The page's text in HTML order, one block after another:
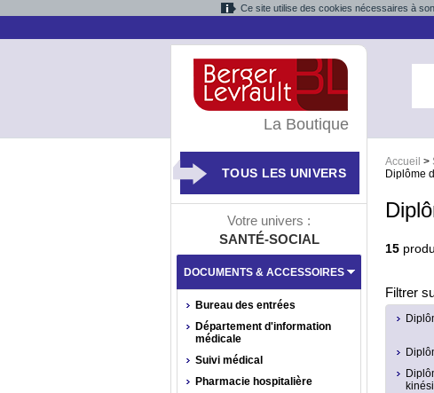
Ce site utilise des cookies nécessaires à
Accueil >
Diplôme
15
Filtrer
La Boutique
TOUS LES UNIVERS
Votre univers :
SANTÉ-SOCIAL
DOCUMENTS & ACCESSOIRES
Bureau des entrées
Département d'information
médicale
Suivi médical
Pharmacie hospitalière